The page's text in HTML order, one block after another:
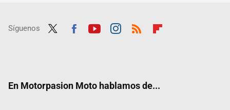
Síguenos
En Motorpasion Moto hablamos de...